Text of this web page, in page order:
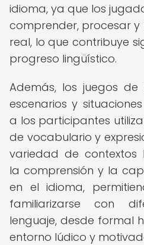
idioma, ya que los
comprender, procesar
real, lo que contribuye
progreso lingüístico.
Además, los juegos
escenarios y
a los participantes
de vocabulario y
variedad de contextos
la comprensión y la
en el idioma,
familiarizarse con
lenguaje, desde formal
entorno lúdico y